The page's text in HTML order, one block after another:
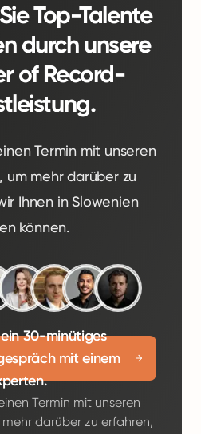
Top-Talente
durch unsere
of Record-
Termin mit unseren
um mehr darüber zu
Ihnen in Slowenien
können.
30-minütiges
mit einem
Termin mit unseren
darüber zu erfahren,